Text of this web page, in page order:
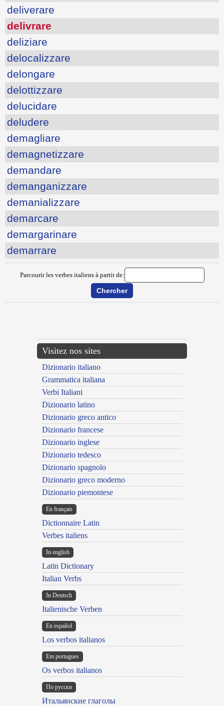
deliverare
delivrare
deliziare
delocalizzare
delongare
delottizzare
delucidare
deludere
demagliare
demagnetizzare
demandare
demanganizzare
demanializzare
demarcare
demargarinare
demarrare
Parcourir les verbes italiens à partir de:
Visitez nos sites
Dizionario italiano
Grammatica italiana
Verbi Italiani
Dizionario latino
Dizionario greco antico
Dizionario francese
Dizionario inglese
Dizionario tedesco
Dizionario spagnolo
Dizionario greco moderno
Dizionario piemontese
En français
Dictionnaire Latin
Verbes italiens
In english
Latin Dictionary
Italian Verbs
In Deutsch
Italienische Verben
En español
Los verbos italianos
Em portugues
Os verbos italianos
По русски
Итальянские глаголы